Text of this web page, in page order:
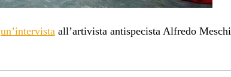
un’intervista all’artivista antispecista Alfredo Meschi